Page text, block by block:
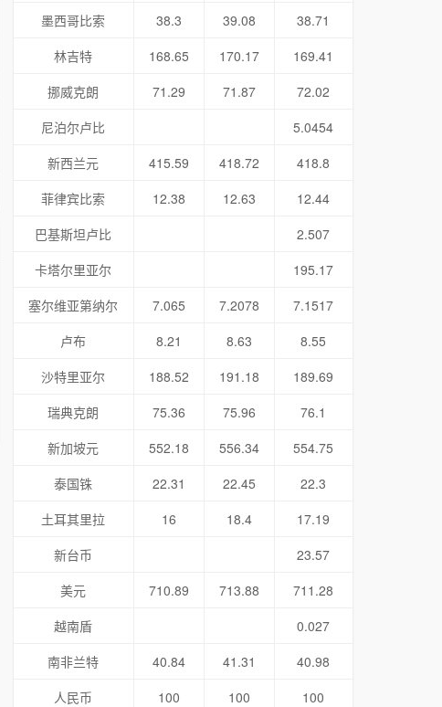
墨西哥比索
38.3 39.08
38.71
林吉特
168.65 170.17
169.41
挪威克朗
71.29 71.87
72.02
尼泊尔卢比
5.0454
新西兰元
415.59 418.72
418.8
菲律宾比索
12.38 12.63
12.44
巴基斯坦卢比
2.507
卡塔尔里亚尔
195.17
塞尔维亚第纳尔
7.065 7.2078
7.1517
卢布
8.21 8.63
8.55
沙特里亚尔
188.52 191.18
189.69
瑞典克朗
75.36 75.96
76.1
新加坡元
552.18 556.34
554.75
泰国铢
22.31 22.45
22.3
土耳其里拉
16 18.4
17.19
新台币
23.57
美元
710.89 713.88
711.28
越南盾
0.027
南非兰特
40.84 41.31
40.98
人民币
100 100 100